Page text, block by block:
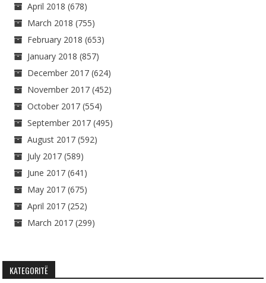
April 2018 (678)
March 2018 (755)
February 2018 (653)
January 2018 (857)
December 2017 (624)
November 2017 (452)
October 2017 (554)
September 2017 (495)
August 2017 (592)
July 2017 (589)
June 2017 (641)
May 2017 (675)
April 2017 (252)
March 2017 (299)
KATEGORITË